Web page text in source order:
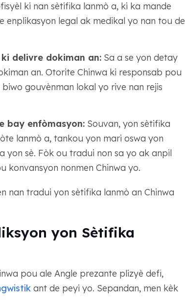
ki nan sètifika lanmò a, ki ka mande
enplikasyon legal ak medikal yo nan tou de
delivre dokiman an:Sa a se yon detay
an. Otorite Chinwa ki responsab pou
gouvènman lokal yo rive nan rejis
bay enfòmasyon:Souvan, yon sètifika
lanmò a, tankou yon mari oswa yon
yon sè. Fòk ou tradui non sa yo ak anpil
konvansyon nonmen Chinwa yo.
nan tradui yon sètifika lanmò an Chinwa
yon Sètifika
pou ale Angle prezante plizyè defi,
ant de peyi yo. Sepandan, men kèk